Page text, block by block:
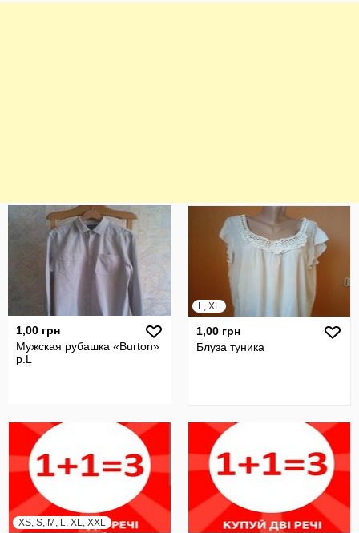
1,00 грн
Мужская рубашка «Burton»
р.L
L, XL
1,00 грн
Блуза туника
XS, S, M, L, XL, XXL